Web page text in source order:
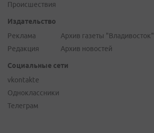
Происшествия
Издательство
Реклама
Редакция
Архив газеты "Владивосток"
Архив новостей
Социальные сети
vkontakte
Одноклассники
Телеграм